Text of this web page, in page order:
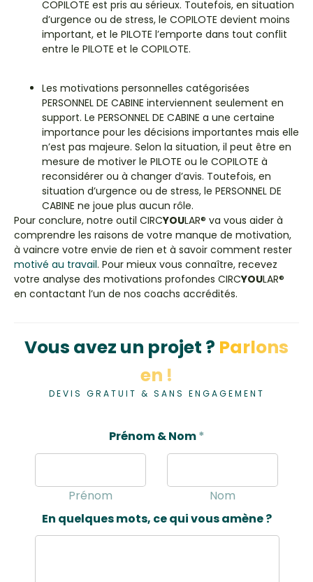
COPILOTE est pris au sérieux. Toutefois, en situation
d’urgence ou de stress, le COPILOTE devient moins
important, et le PILOTE l’emporte dans tout conflit
entre le PILOTE et le COPILOTE.
Les motivations personnelles catégorisées
PERSONNEL DE CABINE interviennent seulement en
support. Le PERSONNEL DE CABINE a une certaine
importance pour les décisions importantes mais elle
n’est pas majeure. Selon la situation, il peut être en
mesure de motiver le PILOTE ou le COPILOTE à
reconsidérer ou à changer d’avis. Toutefois, en
situation d’urgence ou de stress, le PERSONNEL DE
CABINE ne joue plus aucun rôle.
Pour conclure, notre outil CIRCYOULAR® va vous aider à
comprendre les raisons de votre manque de motivation,
à vaincre votre envie de rien et à savoir comment rester
motivé au travail. Pour mieux vous connaître, recevez
votre analyse des motivations profondes CIRCYOULAR®
en contactant l’un de nos coachs accrédités.
Vous avez un projet ? Parlons
en !
DEVIS GRATUIT & SANS ENGAGEMENT
Prénom & Nom*
Prénom
Nom
&
?
En quelques mots, ce qui vous amène ?